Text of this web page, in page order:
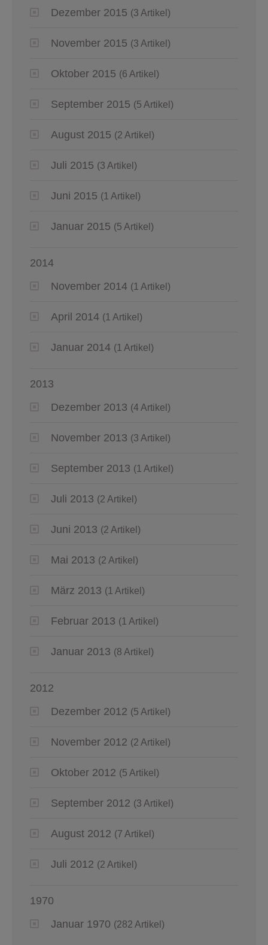
Dezember 2015 (3 Artikel)
November 2015 (3 Artikel)
Oktober 2015 (6 Artikel)
September 2015 (5 Artikel)
August 2015 (2 Artikel)
Juli 2015 (3 Artikel)
Juni 2015 (1 Artikel)
Januar 2015 (5 Artikel)
2014
November 2014 (1 Artikel)
April 2014 (1 Artikel)
Januar 2014 (1 Artikel)
2013
Dezember 2013 (4 Artikel)
November 2013 (3 Artikel)
September 2013 (1 Artikel)
Juli 2013 (2 Artikel)
Juni 2013 (2 Artikel)
Mai 2013 (2 Artikel)
März 2013 (1 Artikel)
Februar 2013 (1 Artikel)
Januar 2013 (8 Artikel)
2012
Dezember 2012 (5 Artikel)
November 2012 (2 Artikel)
Oktober 2012 (5 Artikel)
September 2012 (3 Artikel)
August 2012 (7 Artikel)
Juli 2012 (2 Artikel)
1970
Januar 1970 (282 Artikel)